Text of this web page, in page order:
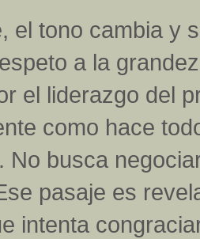
el tono cambia y
a la
el liderazgo del
como hace
No busca
pasaje es
intenta